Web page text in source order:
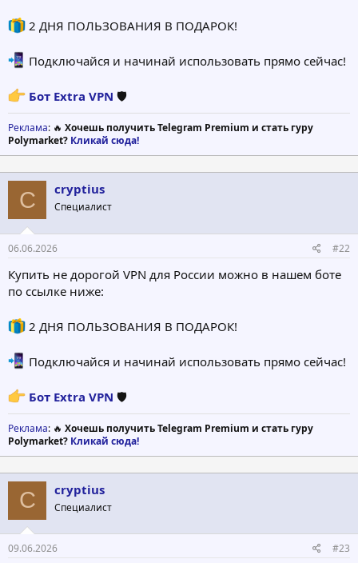
2 ДНЯ ПОЛЬЗОВАНИЯ В ПОДАРОК!
Подключайся и начинай использовать прямо сейчас!
Бот Extra VPN 🛡
Реклама: 🔥 Хочешь получить Telegram Premium и стать гуру
Polymarket? Кликай сюда!
C cryptius
Специалист
06.06.2026 #22
Купить не дорогой VPN для России можно в нашем боте
по ссылке ниже:
2 ДНЯ ПОЛЬЗОВАНИЯ В ПОДАРОК!
Подключайся и начинай использовать прямо сейчас!
Бот Extra VPN 🛡
Реклама: 🔥 Хочешь получить Telegram Premium и стать гуру
Polymarket? Кликай сюда!
C cryptius
Специалист
09.06.2026 #23